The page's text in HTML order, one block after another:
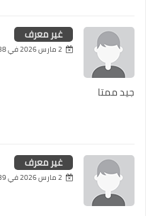
غير معرف
2 مارس 2026 في 1:38 ص
جيد ممتا
غير معرف
2 مارس 2026 في 1:39 ص